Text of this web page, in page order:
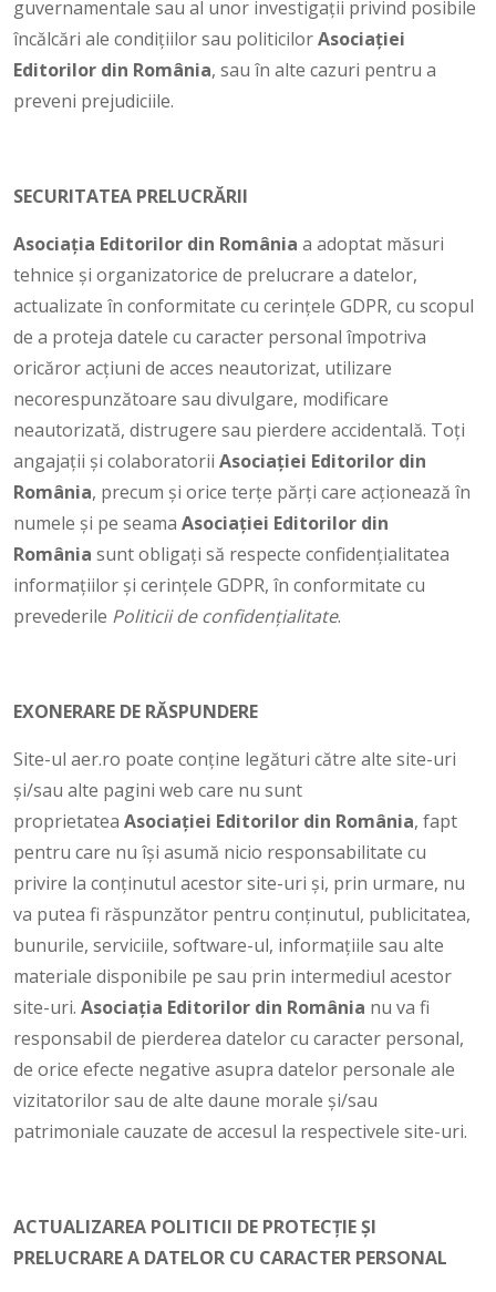
guvernamentale sau al unor investigații privind posibile
încălcări ale condițiilor sau politicilorAsociației
Editorilor din România, sau în alte cazuri pentru a
preveni prejudiciile.
SECURITATEA PRELUCRĂRII
Asociaţia Editorilor din România a adoptat măsuri
tehnice și organizatorice de prelucrare a datelor,
actualizate în conformitate cu cerințele GDPR, cu scopul
de a proteja datele cu caracter personal împotriva
oricăror acțiuni de acces neautorizat, utilizare
necorespunzătoare sau divulgare, modificare
neautorizată, distrugere sau pierdere accidentală. Toți
angajații și colaboratorii Asociației Editorilor din
România, precum și orice terțe părți care acționează în
numele și pe seama Asociației Editorilor din
România sunt obligați să respecte confidențialitatea
informațiilor și cerințele GDPR, în conformitate cu
prevederile Politicii de confidențialitate.
EXONERARE DE RĂSPUNDERE
Site-ul aer.ro poate conține legături către alte site-uri
și/sau alte pagini web care nu sunt
proprietatea Asociației Editorilor din România, fapt
pentru care nu își asumă nicio responsabilitate cu
privire la conținutul acestor site-uri și, prin urmare, nu
va putea fi răspunzător pentru conținutul, publicitatea,
bunurile, serviciile, software-ul, informațiile sau alte
materiale disponibile pe sau prin intermediul acestor
site-uri. Asociaţia Editorilor din România nu va fi
responsabil de pierderea datelor cu caracter personal,
de orice efecte negative asupra datelor personale ale
vizitatorilor sau de alte daune morale și/sau
patrimoniale cauzate de accesul la respectivele site-uri.
ACTUALIZAREA POLITICII DE PROTECȚIE ȘI
PRELUCRARE A DATELOR CU CARACTER PERSONAL